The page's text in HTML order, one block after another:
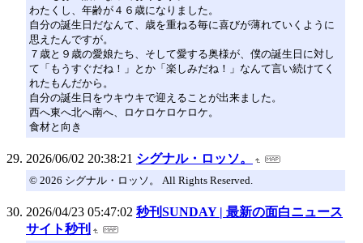
わたくし、年齢が４６歳になりました。
自分の誕生日だなんて、歳を重ねる毎に喜びが薄れていくように
思えたんですが。
７歳と９歳の愛娘たち、そして愛する奥様が、僕の誕生日に対し
て「もうすぐだね！」とか「楽しみだね！」なんて言い続けてく
れたもんだから。
自分の誕生日をウキウキで迎えることが出来ました。
西へ東へ北へ南へ、ロケロケロケロケ。
食材と向き
2026/06/02 20:38:21 シグナル・ロッソ。
© 2026 シグナル・ロッソ。 All Rights Reserved.
2026/04/23 05:47:02 秒刊SUNDAY | 最新の面白ニュース
サイト秒刊